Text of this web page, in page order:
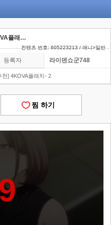
[19-2D야애니 4K개꼴추천] 4KOVA플래치- 2
컨텐츠 번호: 605223213 / 애니>일반
등록자 라이덴쇼군748
] 4KOVA플래치- 2
찜 하기